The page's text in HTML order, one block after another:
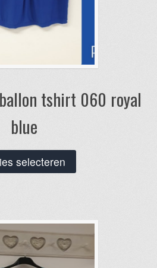
tshirt 060 royal
blue
selecteren
product
variaties.
Deze
optie